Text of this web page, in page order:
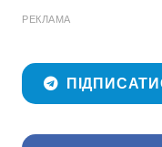
РЕКЛАМА